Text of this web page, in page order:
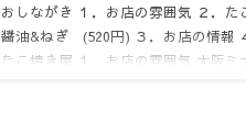
おしながき １．お店の雰囲気 ２．
醤油&ねぎ (520円) ３．お店の情報
たこ焼き屋 １．お店の雰囲気 大阪ミ